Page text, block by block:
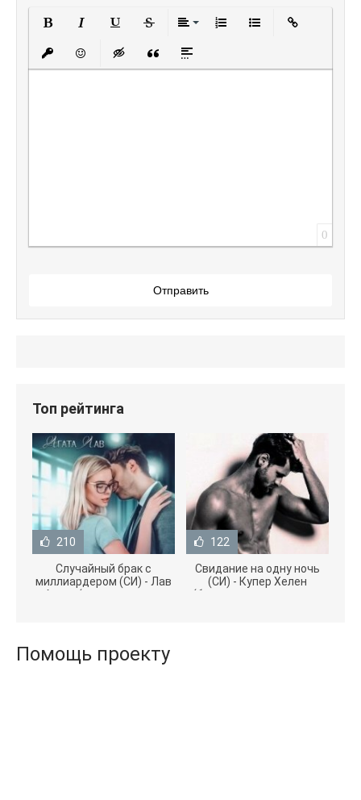
Полужирный
Курсив
Вставить защищенную ссылку
Вставить смайлик
Вставка скрытого текста
Вставка цитаты
Вставка спойлера
0
Отправить
Топ рейтинга
210
Случайный брак с
миллиардером (СИ) - Лав
Агата (полная версия
122
Свидание на одну ночь
(СИ) - Купер Хелен
(бесплатные серии книг
Помощь проекту